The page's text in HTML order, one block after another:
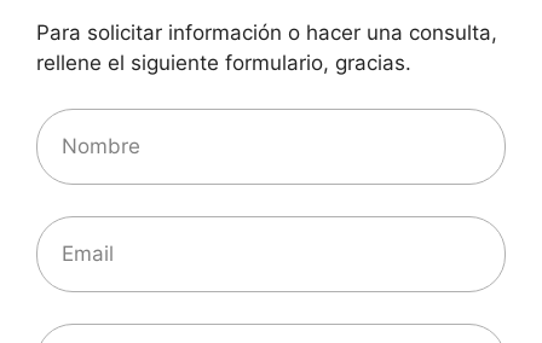
Para solicitar información o hacer una consulta,
rellene el siguiente formulario, gracias.